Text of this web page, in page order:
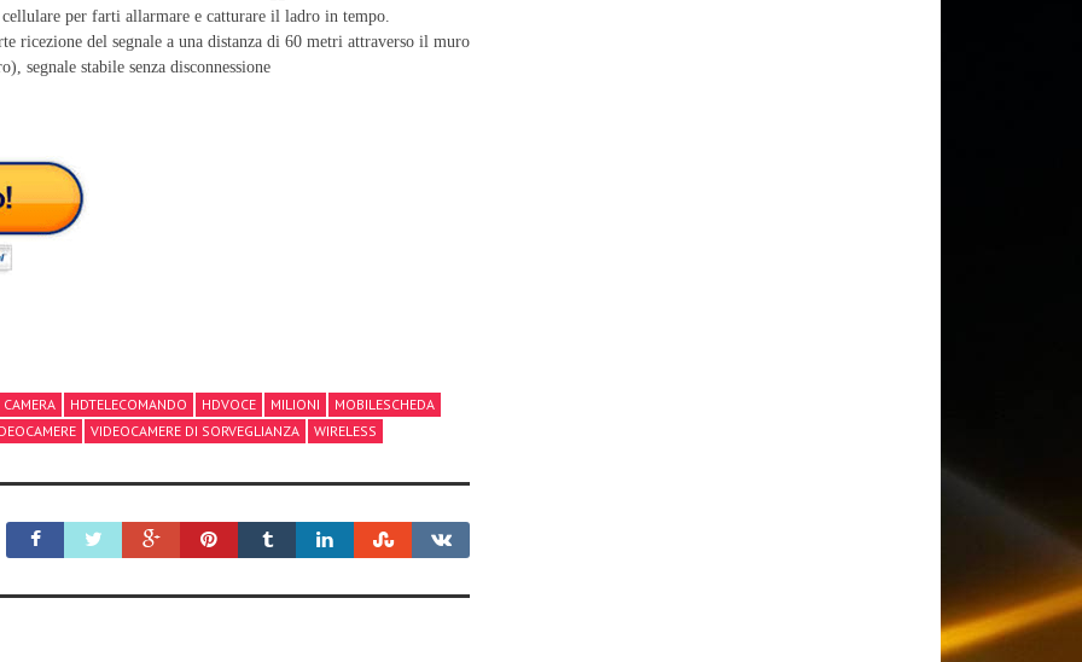
per farti allarmare e catturare il ladro in tempo.
ricezione del segnale a una distanza di 60 metri attraverso il muro
segnale stabile senza disconnessione
CAMERA HDTELECOMANDO HDVOCE MILIONI
MOBILESCHEDA
VIDEOCAMERE DI SORVEGLIANZA WIRELESS